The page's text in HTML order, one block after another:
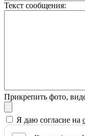
Текст сообщения:
Прикрепить фото,
Я даю согласие на